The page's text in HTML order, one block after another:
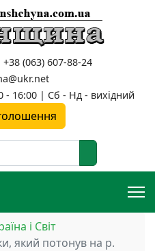
+38 (063) 607-88-24
- 16:00 | Сб - Нд - вихідний
і Світ
який потонув на р.